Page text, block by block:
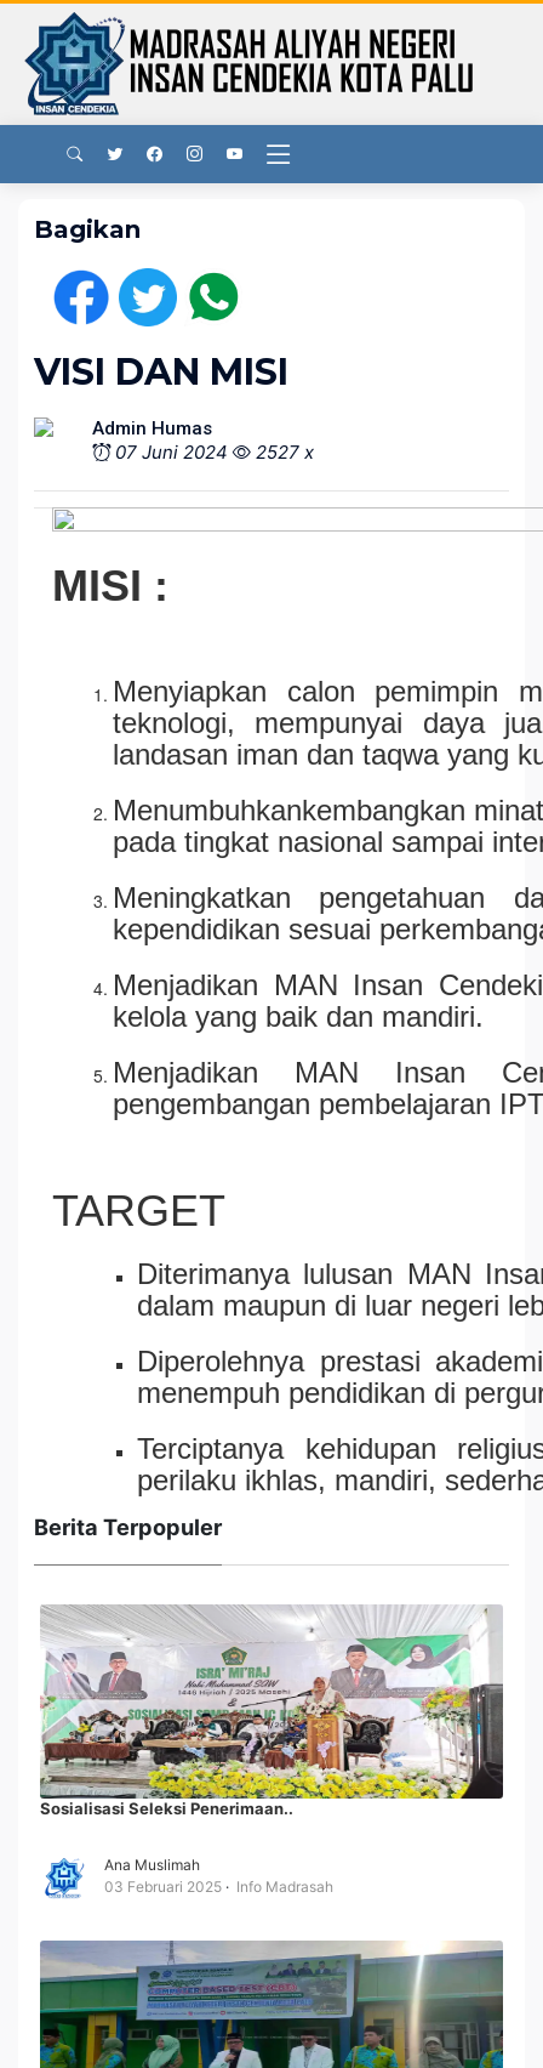
Bagikan
VISI DAN MISI
Admin Humas
07 Juni 2024 2527 x
MISI :
Menyiapkan calon pemimpin
teknologi, mempunyai daya
landasan iman dan taqwa yang
Menumbuhkankembangkan
pada tingkat nasional sampai
Meningkatkan pengetahuan
kependidikan sesuai
Menjadikan MAN Insan
kelola yang baik dan mandiri.
Menjadikan MAN Insan
pengembangan pembelajaran
TARGET
Diterimanya lulusan MAN
dalam maupun di luar negeri
Diperolehnya prestasi
menempuh pendidikan di
Terciptanya kehidupan
perilaku ikhlas, mandiri,
Berita Terpopuler
Sosialisasi Seleksi Penerimaan..
Ana Muslimah
03 Februari 2025
Info Madrasah